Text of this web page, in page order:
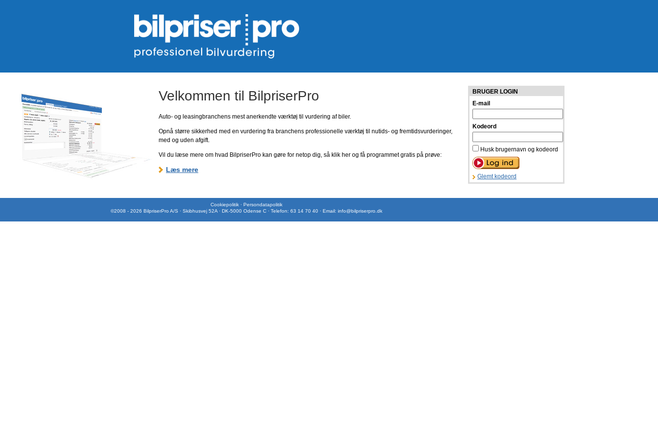
Velkommen til BilpriserPro
Auto- og leasingbranchens mest anerkendte værktøj til vurdering af biler.
Opnå større sikkerhed med en vurdering fra branchens professionelle værktøj til nutids- og fremtidsvurderinger,
med og uden afgift.
Vil du læse mere om hvad BilpriserPro kan gøre for netop dig, så klik her og få programmet gratis på prøve:
Læs mere
BRUGER LOGIN
E-mail
Kodeord
Husk brugernavn og kodeord
Glemt kodeord
Cookiepolitik · Persondatapolitik
©2008 - 2026 BilpriserPro A/S · Skibhusvej 52A · DK-5000 Odense C · Telefon: 63 14 70 40 · Email: info@bilpriserpro.dk